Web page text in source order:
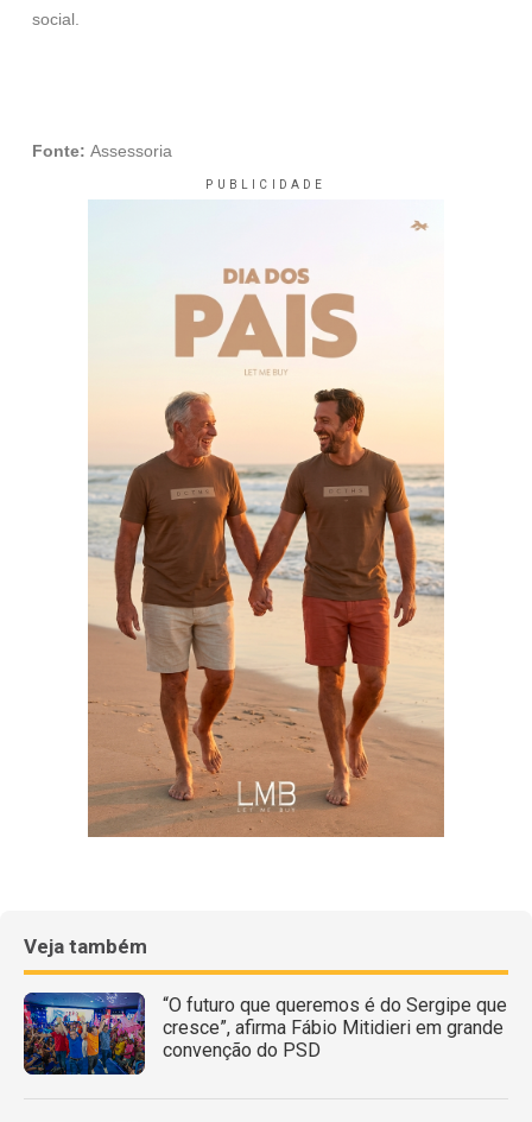
social.
Fonte: Assessoria
Veja também
“O futuro que queremos é do Sergipe que
cresce”, afirma Fábio Mitidieri em grande
convenção do PSD